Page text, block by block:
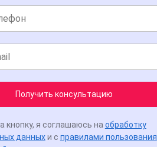
Получить консультацию
кнопку, я соглашаюсь на обработку
данныхи с правилами пользования